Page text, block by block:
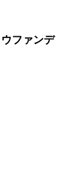
ファンデ